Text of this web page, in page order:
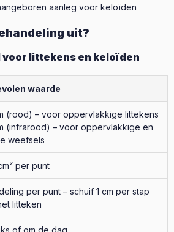
aanleg voor keloïden
uit?
littekens en keloïden
waarde
(rood) – voor oppervlakkige littekens
(infrarood) – voor oppervlakkige en
weefsels
per punt
per punt – schuif 1 cm per stap
litteken
of om de dag